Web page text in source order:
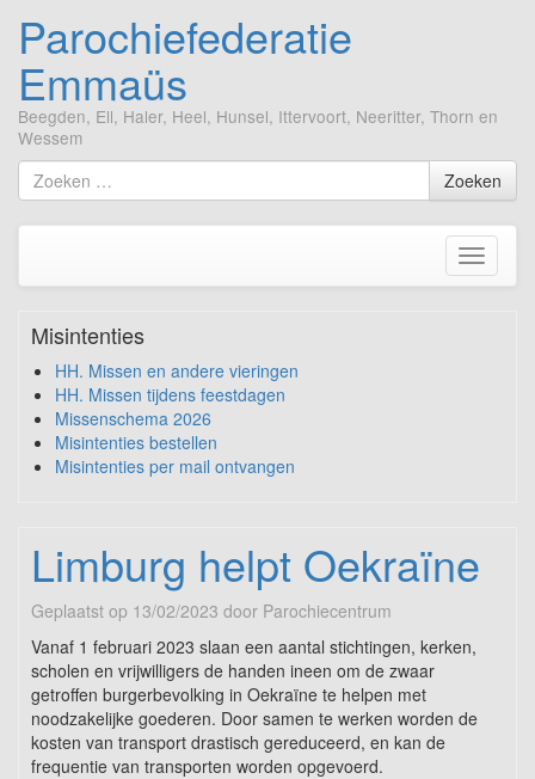
Parochiefederatie
Emmaüs
Beegden, Ell, Haler, Heel, Hunsel, Ittervoort, Neeritter, Thorn en
Wessem
Ga
naar
Zoek
naar
Zoeken
Toggle
Misintenties
HH. Missen en andere vieringen
HH. Missen tijdens feestdagen
Missenschema 2026
Misintenties bestellen
Misintenties per mail ontvangen
Limburg helpt Oekraïne
Geplaatst op 13/02/2023 door Parochiecentrum
Vanaf 1 februari 2023 slaan een aantal stichtingen, kerken,
scholen en vrijwilligers de handen ineen om de zwaar
getroffen burgerbevolking in Oekraïne te helpen met
noodzakelijke goederen. Door samen te werken worden de
kosten van transport drastisch gereduceerd, en kan de
frequentie van transporten worden opgevoerd.